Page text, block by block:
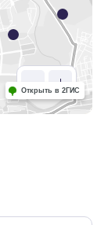
Открыть в 2ГИС